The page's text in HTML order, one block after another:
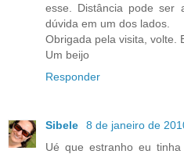
esse. Distância pode ser
dúvida em um dos lados.
Obrigada pela visita, volte.
Um beijo
Responder
Sibele
8 de janeiro de
Ué que estranho eu